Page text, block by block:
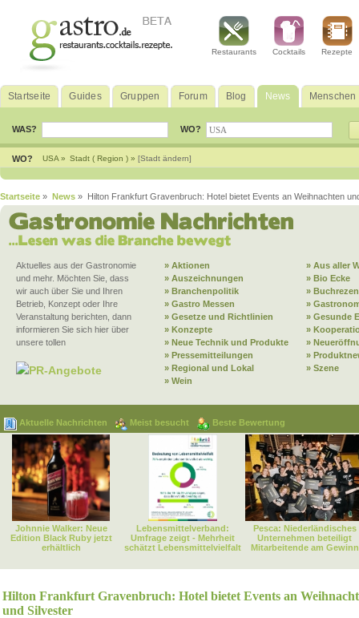
Restaurants Cocktails Rezepte
Startseite Guides Gruppen Forum Blog News Menschen
WAS? WO?
WO? USA » Stadt ( Region ) » [Stadt ändern]
Startseite » News » Hilton Frankfurt Gravenbruch: Hotel bietet Events an Weihnachten
Aktuelles aus der Gastronomie
und mehr. Möchten Sie, dass
wir auch über Sie und Ihren
Betrieb, Konzept oder Ihre
Veranstaltung berichten, dann
informieren Sie sich hier über
unsere tollen
PR-Angebote
» Aktionen
» Aus aller
» Auszeichnungen
» Bio Ecke
» Branchenpolitik
»
» Gastro Messen
»
» Gesetze und Richtlinien
» Gesunde
» Konzepte
»
» Neue Technik und Produkte
»
» Pressemitteilungen
»
» Regional und Lokal
» Szene
» Wein
Aktuelle Nachrichten Meist besucht Beste Bewertung
Johnnie Walker: Neue
Edition Black Ruby jetzt
erhältlich
Lebensmittelverband:
Umfrage zeigt - Mehrheit
schätzt Lebensmittelvielfalt
Pesca: Niederländisches
Unternehmen beteiligt
Mitarbeitende am Gewinn
Hilton Frankfurt Gravenbruch: Hotel bietet Events an
und Silvester